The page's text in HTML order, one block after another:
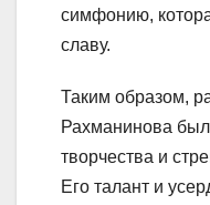
симфонию,
славу.
Таким образом,
Рахманинова
творчества и
Его талант и